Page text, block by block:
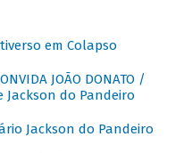
em Colapso
JOÃO DONATO /
do Pandeiro
Jackson do Pandeiro